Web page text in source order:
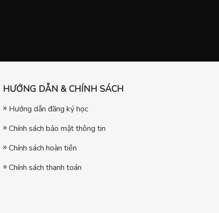
HƯỚNG DẪN & CHÍNH SÁCH
Hướng dẫn đăng ký học
Chính sách bảo mật thông tin
Chính sách hoàn tiền
Chính sách thanh toán